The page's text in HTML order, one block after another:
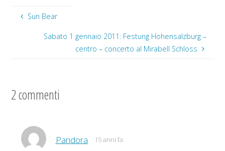
Sun Bear
Sabato 1 gennaio 2011: Festung Hohensalzburg –
centro – concerto al Mirabell Schloss
2 commenti
Pandora 15 anni fa